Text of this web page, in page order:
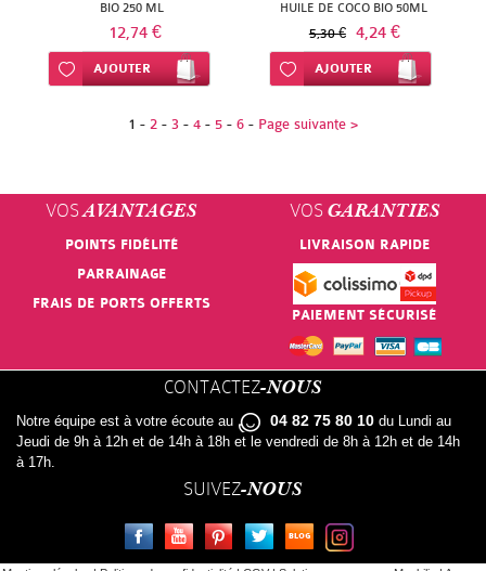
BIO 250 ML
12,74 €
Ajouter à ma liste d’envie
AJOUTER
HUILE DE COCO BIO 50ML
5,30 € 4,24 €
Ajouter à ma liste d’envie
AJOUTER
1 - 2 - 3 - 4 - 5 - 6 - Page suivante >
VOS AVANTAGES
POINTS FIDÉLITÉ
PARRAINAGE
FRAIS DE PORTS OFFERTS
VOS GARANTIES
LIVRAISON RAPIDE
PAIEMENT SÉCURISÉ
CONTACTEZ -NOUS
Notre équipe est à votre écoute au 04 82 75 80 10 du Lundi au
Jeudi de 9h à 12h et de 14h à 18h et le vendredi de 8h à 12h et de 14h
à 17h.
SUIVEZ -NOUS
FACEBOOKYOUTUBEPINTERESTTWITTERLE BLOG